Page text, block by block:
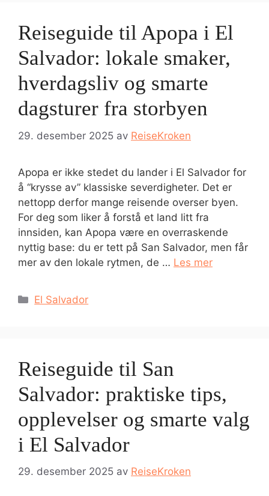
Reiseguide til Apopa i El
Salvador: lokale smaker,
hverdagsliv og smarte
dagsturer fra storbyen
29. desember 2025 av ReiseKroken
Apopa er ikke stedet du lander i El Salvador for
å “krysse av” klassiske severdigheter. Det er
nettopp derfor mange reisende overser byen.
For deg som liker å forstå et land litt fra
innsiden, kan Apopa være en overraskende
nyttig base: du er tett på San Salvador, men får
mer av den lokale rytmen, de … Les mer
Kategorier
El Salvador
Reiseguide til San
Salvador: praktiske tips,
opplevelser og smarte valg
i El Salvador
29. desember 2025 av ReiseKroken